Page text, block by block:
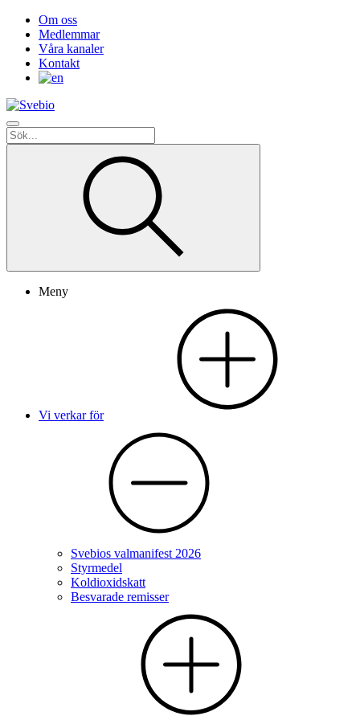
Om oss
Medlemmar
Våra kanaler
Kontakt
Meny
Vi verkar för
Svebios valmanifest 2026
Styrmedel
Koldioxidskatt
Besvarade remisser